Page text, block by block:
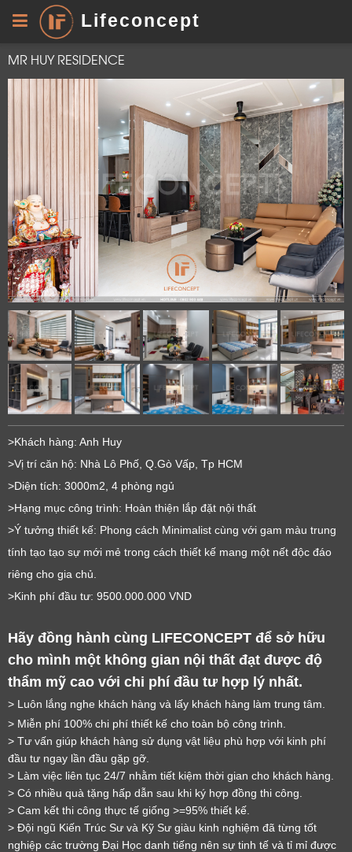
Lifeconcept
MR HUY RESIDENCE
>Khách hàng: Anh Huy
>Vị trí căn hộ: Nhà Lô Phố, Q.Gò Vấp, Tp HCM
>Diện tích: 3000m2, 4 phòng ngủ
>Hạng mục công trình: Hoàn thiện lắp đặt nội thất
>Ý tưởng thiết kế: Phong cách Minimalist cùng với gam màu trung
tính tạo tạo sự mới mẻ trong cách thiết kế mang một nết độc đáo
riêng cho gia chủ.
>Kinh phí đầu tư: 9500.000.000 VND
Hãy đồng hành cùng LIFECONCEPT để sở hữu
cho mình một không gian nội thất đạt được độ
thẩm mỹ cao với chi phí đầu tư hợp lý nhất.
> Luôn lắng nghe khách hàng và lấy khách hàng làm trung tâm.
> Miễn phí 100% chi phí thiết kế cho toàn bộ công trình.
> Tư vấn giúp khách hàng sử dụng vật liệu phù hợp với kinh phí
đầu tư ngay lần đầu gặp gỡ.
> Làm việc liên tục 24/7 nhằm tiết kiệm thời gian cho khách hàng.
> Có nhiều quà tặng hấp dẫn sau khi ký hợp đồng thi công.
> Cam kết thi công thực tế giống >=95% thiết kế.
> Đội ngũ Kiến Trúc Sư và Kỹ Sư giàu kinh nghiệm đã từng tốt
nghiệp các trường Đại Học danh tiếng nên sự tinh tế và tỉ mỉ được
LỜI CẢM ƠN
LIFECONCEPT